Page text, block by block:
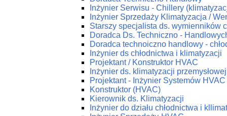
Inżynier Serwisu - Chillery
Inżynier Sprzedaży Klimatyzacja /
Starszy specjalista ds. wymienników
Doradca Ds. Techniczno -
Doradca technoiczno handlowy -
Inżynier ds chłodnictwa i klimatyzacji
Projektant / Konstruktor HVAC
Inżynier ds. klimatyzacji przemysłowej
Projektant - Inżynier Systemów HVAC
Konstruktor (HVAC)
Kierownik ds. Klimatyzacji
Inżynier do działu chłodnictwa i